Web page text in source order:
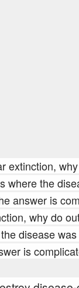
extinction,
where the
answer is
why do
disease
is